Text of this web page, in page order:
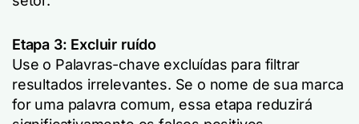
Etapa 3: Excluir ruído
Use o Palavras-chave excluídas para filtrar
resultados irrelevantes. Se o nome de sua marca
for uma palavra comum, essa etapa reduzirá